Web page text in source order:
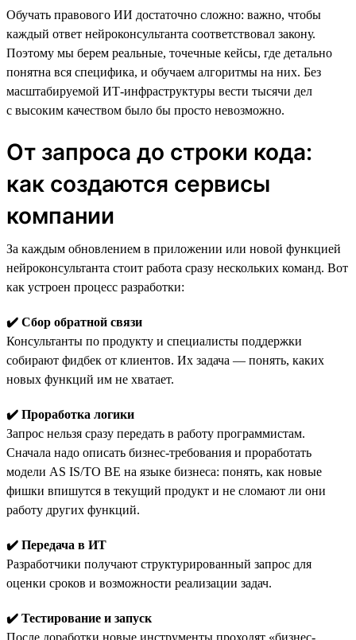
Обучать правового ИИ достаточно сложно: важно, чтобы
каждый ответ нейроконсультанта соответствовал закону.
Поэтому мы берем реальные, точечные кейсы, где детально
понятна вся специфика, и обучаем алгоритмы на них. Без
масштабируемой ИТ-инфраструктуры вести тысячи дел
с высоким качеством было бы просто невозможно.
От запроса до строки кода:
как создаются сервисы
компании
За каждым обновлением в приложении или новой функцией
нейроконсультанта стоит работа сразу нескольких команд. Вот
как устроен процесс разработки:
✔️ Сбор обратной связи
Консультанты по продукту и специалисты поддержки
собирают фидбек от клиентов. Их задача — понять, каких
новых функций им не хватает.
✔️ Проработка логики
Запрос нельзя сразу передать в работу программистам.
Сначала надо описать бизнес-требования и проработать
модели AS IS/TO BE на языке бизнеса: понять, как новые
фишки впишутся в текущий продукт и не сломают ли они
работу других функций.
✔️ Передача в ИТ
Разработчики получают структурированный запрос для
оценки сроков и возможности реализации задач.
✔️ Тестирование и запуск
После доработки новые инструменты проходят «бизнес-